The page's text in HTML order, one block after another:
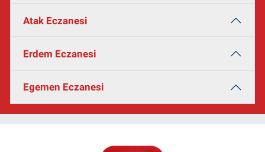
Atak Eczanesi
Erdem Eczanesi
Egemen Eczanesi